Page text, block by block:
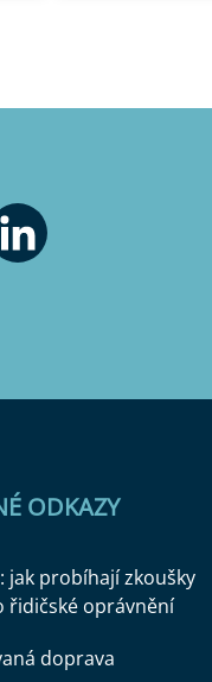
ODKAZY
jak probíhají zkoušky
řidičské oprávnění
doprava